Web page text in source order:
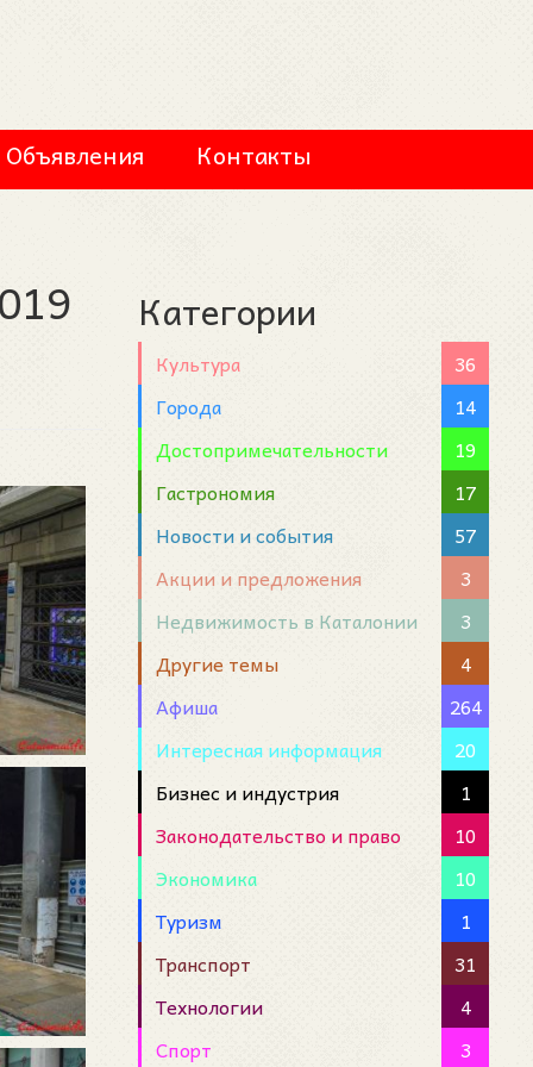
Объявления Контакты
Категории
Культура
36
Города
14
Достопримечательности
19
Гастрономия
17
Новости и события
57
Акции и предложения
3
Недвижимость в Каталонии
3
Другие темы
4
Афиша
264
Интересная информация
20
Бизнес и индустрия
1
Законодательство и право
10
Экономика
10
Туризм
1
Транспорт
31
Технологии
4
Спорт
3